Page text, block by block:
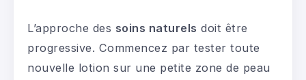
L’approche des soins naturels doit être
progressive. Commencez par tester toute
nouvelle lotion sur une petite zone de peau